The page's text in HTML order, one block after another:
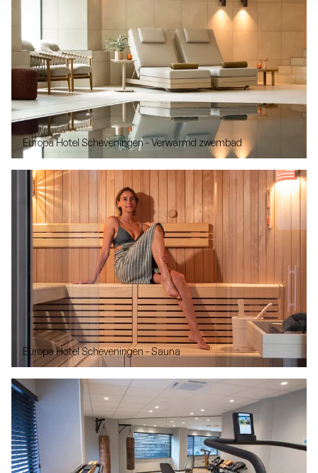
Europa Hotel Scheveningen - Verwarmd zwembad
Europa Hotel Scheveningen - Sauna